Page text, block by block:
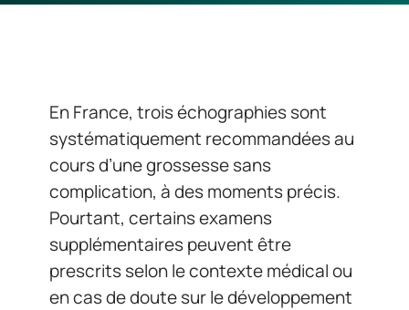
En France, trois échographies sont
systématiquement recommandées au
cours d’une grossesse sans
complication, à des moments précis.
Pourtant, certains examens
supplémentaires peuvent être
prescrits selon le contexte médical ou
en cas de doute sur le développement